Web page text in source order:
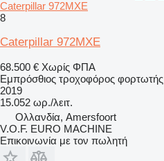
Caterpillar 972MXE
8
Caterpillar 972MXE
68.500 € Χωρίς ΦΠΑ
Εμπρόσθιος τροχοφόρος φορτωτής
2019
15.052 ωρ./λειτ.
Ολλανδία, Amersfoort
V.O.F. EURO MACHINE
Επικοινωνία με τον πωλητή